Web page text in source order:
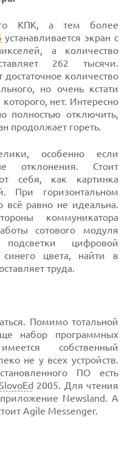
КПК, а тем более
устанавливается экран с
а количество
262 тысячи.
количество
но очень кстати
нет. Интересно
полностью отключить,
продолжает гореть.
особенно если
отклонения. Стоит
себя, как картинка
При горизонтальном
всё равно не идеальна.
коммуникатора
сотового модуля
цифровой
цвета, найти в
труда.
Помимо тотальной
набор программных
собственный
не у всех устройств.
ПО есть
2005. Для чтения
Newsland. А
Agile Messenger.